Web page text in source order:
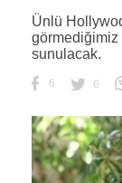
Ünlü
görmediğimiz
sunulacak.
6 6